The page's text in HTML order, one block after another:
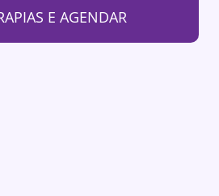
E AGENDAR